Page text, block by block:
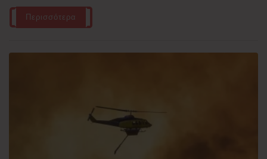
Περισσότερα